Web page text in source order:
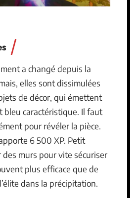
a changé depuis la
elles sont dissimulées
de décor, qui émettent
bleu caractéristique. Il faut
pour révéler la pièce.
6 500 XP. Petit
des murs pour vite sécuriser
plus efficace que de
dans la précipitation.